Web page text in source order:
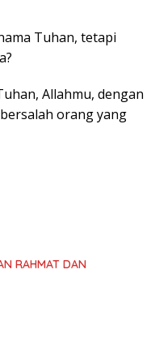
Tuhan, tetapi
Allahmu, dengan
orang yang
RAHMAT DAN